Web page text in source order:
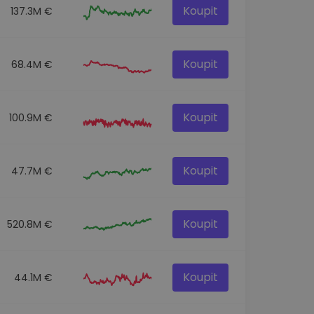
137.3M € Koupit
68.4M € Koupit
100.9M € Koupit
47.7M € Koupit
520.8M € Koupit
44.1M € Koupit